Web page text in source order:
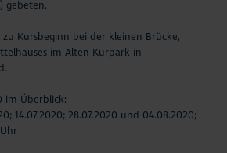
gebeten.
Kursbeginn bei der kleinen Brücke,
im Alten Kurpark in
im Überblick:
14.07.2020; 28.07.2020 und 04.08.2020;